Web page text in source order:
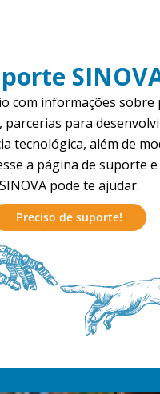
com informações
parcerias para
tecnológica, além de
a página de suporte
SINOVA pode te ajudar.
Preciso de suporte!